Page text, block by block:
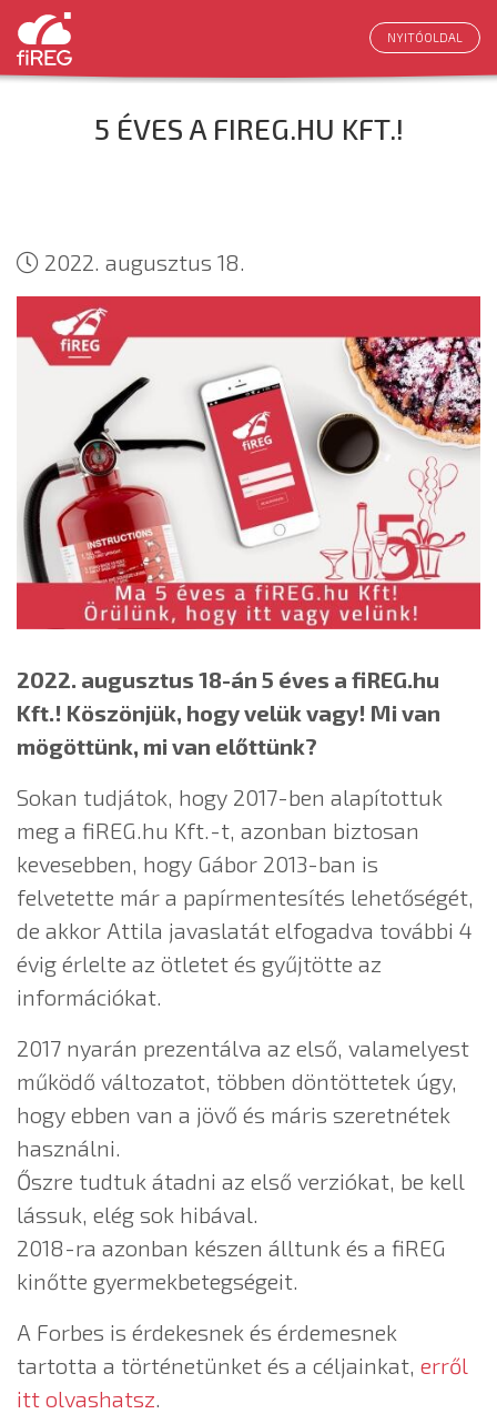
NYITÓOLDAL
5 ÉVES A FIREG.HU KFT.!
2022. augusztus 18.
2022. augusztus 18-án 5 éves a fiREG.hu
Kft.! Köszönjük, hogy velük vagy! Mi van
mögöttünk, mi van előttünk?
Sokan tudjátok, hogy 2017-ben alapítottuk
meg a fiREG.hu Kft.-t, azonban biztosan
kevesebben, hogy Gábor 2013-ban is
felvetette már a papírmentesítés lehetőségét,
de akkor Attila javaslatát elfogadva további 4
évig érlelte az ötletet és gyűjtötte az
információkat.
2017 nyarán prezentálva az első, valamelyest
működő változatot, többen döntöttetek úgy,
hogy ebben van a jövő és máris szeretnétek
használni.
Őszre tudtuk átadni az első verziókat, be kell
lássuk, elég sok hibával.
2018-ra azonban készen álltunk és a fiREG
kinőtte gyermekbetegségeit.
A Forbes is érdekesnek és érdemesnek
tartotta a történetünket és a céljainkat, erről
itt olvashatsz.